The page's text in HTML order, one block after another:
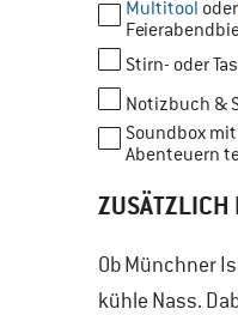
Multitool oder
Stirn- oder
Notizbuch &
Soundbox
Abenteuern
ZUSÄTZLICH
Ob Münchner
kühle Nass.